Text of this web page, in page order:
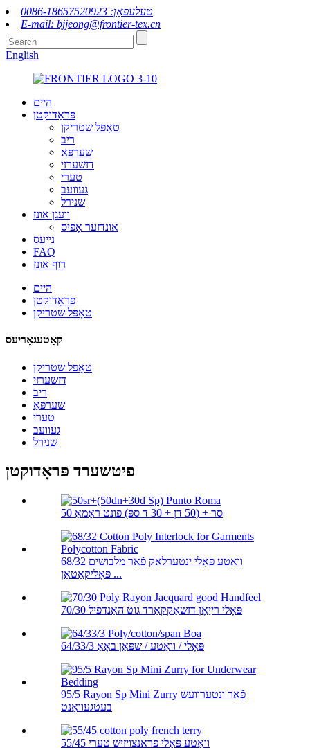
טעלעפאָן: 0086-18657520923
E-mail: bjjeong@frontier-tex.cn
English
היים
פּראָדוקטן
טאָפּל שטריקן
ריב
שערפּאַ
דזשערזי
טערי
געוועב
שנירל
וועגן אונז
אונדזער אָפיס
נייַעס
FAQ
רוף אונז
היים
פּראָדוקטן
טאָפּל שטריקן
קאַטעגאָריעס
טאָפּל שטריקן
דזשערזי
ריב
שערפּאַ
טערי
געוועב
שנירל
פיטשערד פּראָדוקטן
50 סר + (50 דן + 30 ד ספּ) פונט ראָמאַ
68/32 וואַטע פּאָלי ינטערלאַק פֿאַר מלבושים
פּאָליקאַטאַן ...
70/30 פּאָלי רייַאָן דזשאַקקאַרד גוט האַנדפיל
64/33/3 פּאָלי / וואַטע / שפּאַן באָאַ
95/5 Rayon Sp Mini Zurry פֿאַר ונטערוועש
בעטגעוואַנט
55/45 וואַטע פּאַלי פראנצויזיש טערי